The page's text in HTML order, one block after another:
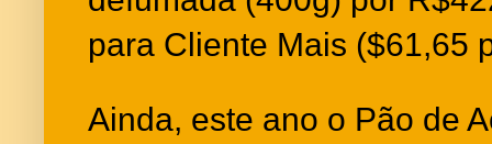
para Cliente Mais ($61,65
Ainda, este ano o Pão de